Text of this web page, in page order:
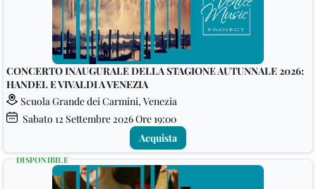
CONCERTO INAUGURALE DELLA STAGIONE AUTUNNALE 2026:
HANDEL E VIVALDI A VENEZIA
Scuola Grande dei Carmini, Venezia
Sabato 12 Settembre 2026Ore 19:00
Acquista
DISPONIBILE